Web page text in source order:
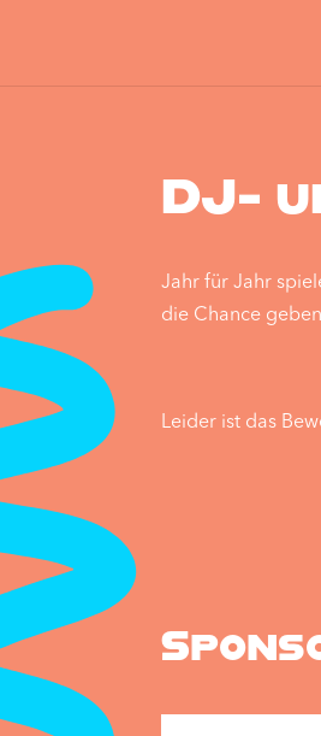
DJ-
Jahr für Jahr
die Chance
Leider ist das